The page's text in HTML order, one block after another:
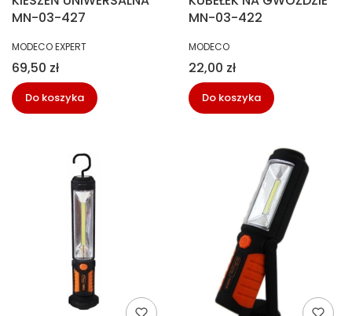
MN-03-427
PRODUCENT
MODECO EXPERT
Cena
69,50 zł
Do koszyka
MN-03-422
PRODUCENT
MODECO
Cena
22,00 zł
Do koszyka